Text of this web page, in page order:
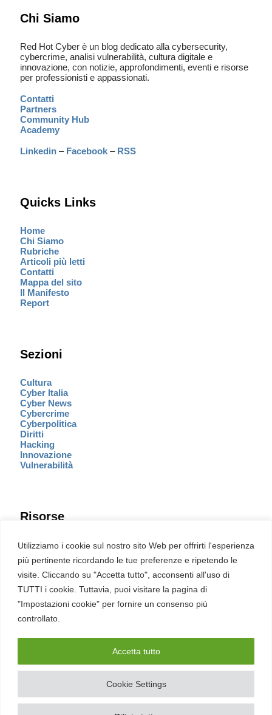
Utilizziamo i cookie sul nostro sito Web per offrirti l'esperienza
più pertinente ricordando le tue preferenze e ripetendo le
visite. Cliccando su "Accetta tutto", acconsenti all'uso di
TUTTI i cookie. Tuttavia, puoi visitare la pagina di
"Impostazioni cookie" per fornire un consenso più
controllato.
Cookie Settings
Accetta tutto
Chi Siamo
Red Hot Cyber è un blog dedicato alla cybersecurity,
cybercrime, analisi vulnerabilità, cultura digitale e
innovazione, con notizie, approfondimenti, eventi e risorse
per professionisti e appassionati.
Contatti
Partners
Community Hub
Academy
Linkedin – Facebook – RSS
Quicks Links
Home
Chi Siamo
Rubriche
Articoli più letti
Contatti
Mappa del sito
Il Manifesto
Report
Sezioni
Cultura
Cyber Italia
Cyber News
Cybercrime
Cyberpolitica
Diritti
Hacking
Innovazione
Vulnerabilità
Risorse
Eventi
Fumetto Cyber
Newsletter
Servizi
Pubblicità
English
Ultime CVE critiche
2026 – REDHOTCYBER Srl. Tutti i diritti riservati